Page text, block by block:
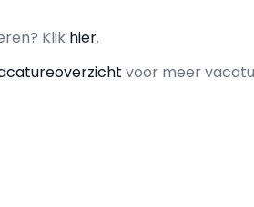
Klik hier.
voor meer